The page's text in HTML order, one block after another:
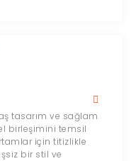
tasarım ve sağlam
birleşimini temsil
için titizlikle
bir stil ve